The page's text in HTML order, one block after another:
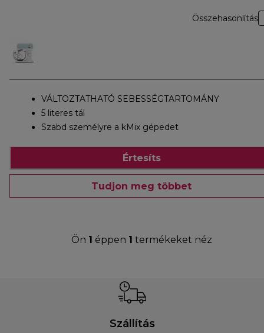
Összehasonlítás
VÁLTOZTATHATÓ SEBESSÉGTARTOMÁNY
5 literes tál
Szabd személyre a kMix gépedet
Értesíts
Tudjon meg többet
Ön 1 éppen 1 termékeket néz
Szállítás